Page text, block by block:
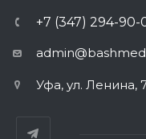
+7 (347) 294-90-
Уфа, ул. Ленина,